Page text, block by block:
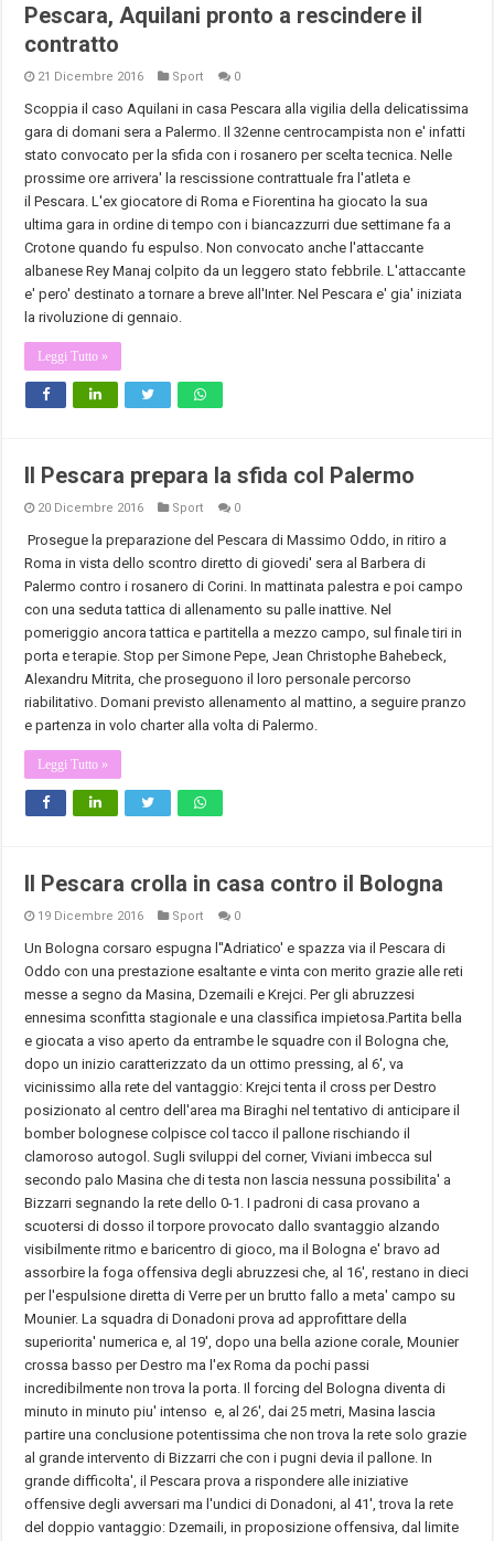
Pescara, Aquilani pronto a rescindere il
contratto
21 Dicembre 2016 Sport 0
Scoppia il caso Aquilani in casaPescara alla vigilia della delicatissima
gara di domani sera a Palermo. Il 32enne centrocampista non e' infatti
stato convocato per la sfida con i rosanero per scelta tecnica. Nelle
prossime ore arrivera' la rescissione contrattuale fra l'atleta e
ilPescara . L'ex giocatore di Roma e Fiorentina ha giocato la sua
ultima gara in ordine di tempo con i biancazzurri due settimane fa a
Crotone quando fu espulso. Non convocato anche l'attaccante
albanese Rey Manaj colpito da un leggero stato febbrile. L'attaccante
e' pero' destinato a tornare a breve all'Inter. NelPescara e' gia' iniziata
la rivoluzione di gennaio.
Leggi Tutto »
Il Pescara prepara la sfida col Palermo
20 Dicembre 2016 Sport 0
Prosegue la preparazione delPescara di Massimo Oddo, in ritiro a
Roma in vista dello scontro diretto di giovedi' sera al Barbera di
Palermo contro i rosanero di Corini. In mattinata palestra e poi campo
con una seduta tattica di allenamento su palle inattive. Nel
pomeriggio ancora tattica e partitella a mezzo campo, sul finale tiri in
porta e terapie. Stop per Simone Pepe, Jean Christophe Bahebeck,
Alexandru Mitrita, che proseguono il loro personale percorso
riabilitativo. Domani previsto allenamento al mattino, a seguire pranzo
e partenza in volo charter alla volta di Palermo.
Leggi Tutto »
Il Pescara crolla in casa contro il Bologna
19 Dicembre 2016 Sport 0
Un Bologna corsaro espugna l''Adriatico' e spazza via ilPescara di
Oddo con una prestazione esaltante e vinta con merito grazie alle reti
messe a segno da Masina, Dzemaili e Krejci. Per gli abruzzesi
ennesima sconfitta stagionale e una classifica impietosa.Partita bella
e giocata a viso aperto da entrambe le squadre con il Bologna che,
dopo un inizio caratterizzato da un ottimo pressing, al 6', va
vicinissimo alla rete del vantaggio: Krejci tenta il cross per Destro
posizionato al centro dell'area ma Biraghi nel tentativo di anticipare il
bomber bolognese colpisce col tacco il pallone rischiando il
clamoroso autogol. Sugli sviluppi del corner, Viviani imbecca sul
secondo palo Masina che di testa non lascia nessuna possibilita' a
Bizzarri segnando la rete dello 0-1. I padroni di casa provano a
scuotersi di dosso il torpore provocato dallo svantaggio alzando
visibilmente ritmo e baricentro di gioco, ma il Bologna e' bravo ad
assorbire la foga offensiva degli abruzzesi che, al 16', restano in dieci
per l'espulsione diretta di Verre per un brutto fallo a meta' campo su
Mounier. La squadra di Donadoni prova ad approfittare della
superiorita' numerica e, al 19', dopo una bella azione corale, Mounier
crossa basso per Destro ma l'ex Roma da pochi passi
incredibilmente non trova la porta. Il forcing del Bologna diventa di
minuto in minuto piu' intenso e, al 26', dai 25 metri, Masina lascia
partire una conclusione potentissima che non trova la rete solo grazie
al grande intervento di Bizzarri che con i pugni devia il pallone. In
grande difficolta', ilPescara prova a rispondere alle iniziative
offensive degli avversari ma l'undici di Donadoni, al 41', trova la rete
del doppio vantaggio: Dzemaili, in proposizione offensiva, dal limite